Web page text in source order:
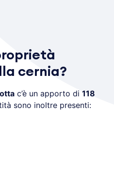
cernia?
c’è un apporto di 118
sono inoltre presenti: